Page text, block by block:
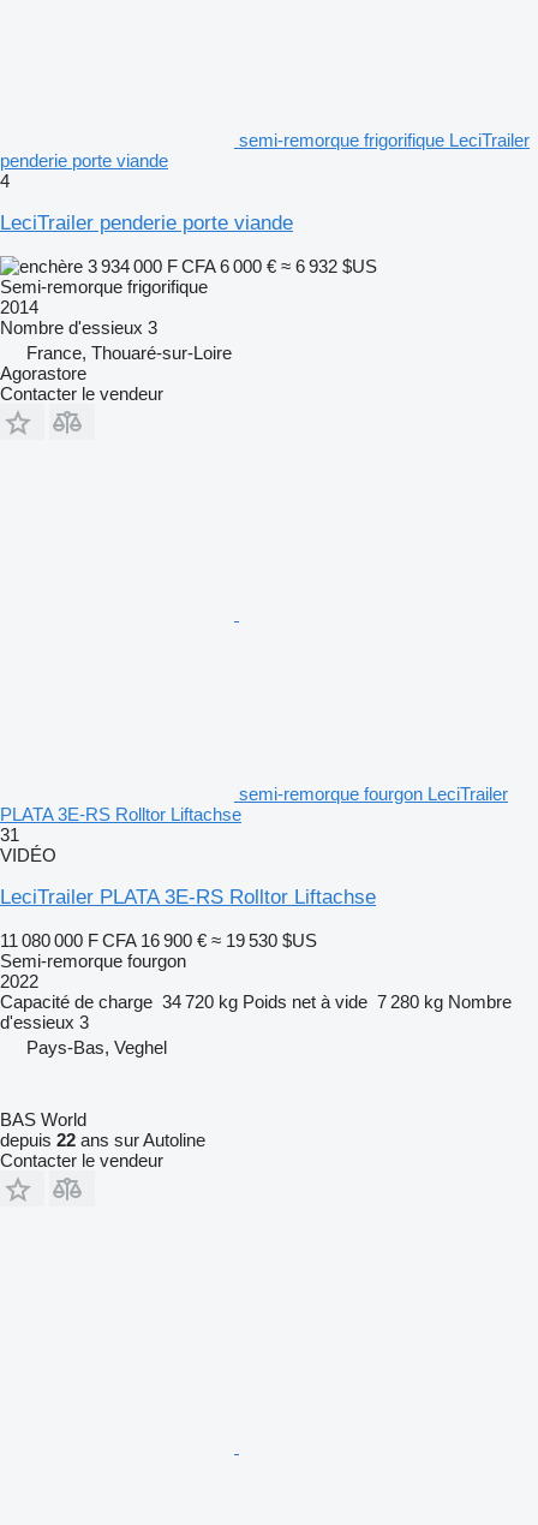
semi-remorque frigorifique LeciTrailer
penderie porte viande
4
LeciTrailer penderie porte viande
3 934 000 F CFA6 000 € ≈ 6 932 $US
Semi-remorque frigorifique
2014
Nombre d'essieux 3
France, Thouaré-sur-Loire
Agorastore
Contacter le vendeur
semi-remorque fourgon LeciTrailer
PLATA 3E-RS Rolltor Liftachse
31
VIDÉO
LeciTrailer PLATA 3E-RS Rolltor Liftachse
11 080 000 F CFA 16 900 € ≈ 19 530 $US
Semi-remorque fourgon
2022
Capacité de charge 34 720 kg Poids net à vide 7 280 kg Nombre
d'essieux 3
Pays-Bas, Veghel
BAS World
depuis 22 ans sur Autoline
Contacter le vendeur